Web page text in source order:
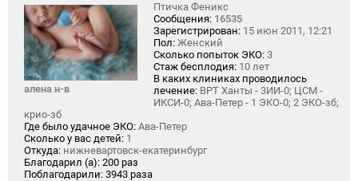
алена н-в
Птичка Феникс
Сообщения: 16535
Зарегистрирован: 15 июн 2011, 12:21
Пол: Женский
Сколько попыток ЭКО: 3
Стаж бесплодия: 10 лет
В каких клиниках проводилось
лечение: ВРТ Ханты - 3ИИ-0; ЦСМ -
ИКСИ-0; Ава-Петер - 1 ЭКО-0; 2 ЭКО-зб;
крио-зб
Где было удачное ЭКО: Ава-Петер
Сколько у вас детей: 1
Откуда: нижневартовск-екатеринбург
Благодарил (а): 200 раз
Поблагодарили: 3943 раза